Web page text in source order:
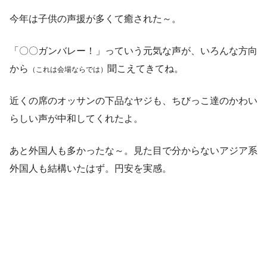
今年は子供の声援が多くて癒された～。
「〇〇ガンバレー！」っていう元気な声が、いろんな方向
から
（これは会場ならでは） 聞こえてきてね。
近くの席のオッサンの下品なヤジも、ちびっこ達のかわい
らしい声が中和してくれたよ。
あと外国人も多かったな～。見た目で分からないアジア系
外国人も結構いたはず。円安を実感。